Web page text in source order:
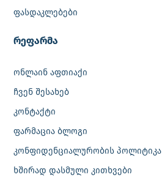
ფასდაკლებები
რეფარმა
ონლაინ აფთიაქი
ჩვენ შესახებ
კონტაქტი
ფარმაცია ბლოგი
კონფიდენციალურობის პოლიტიკა
ხშირად დასმული კითხვები